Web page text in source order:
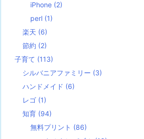
iPhone (2)
perl (1)
楽天 (6)
節約 (2)
子育て (113)
シルバニアファミリー (3)
ハンドメイド (6)
レゴ (1)
知育 (94)
無料プリント (86)